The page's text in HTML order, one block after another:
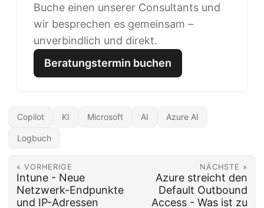
Buche einen unserer Consultants und
wir besprechen es gemeinsam –
unverbindlich und direkt.
Beratungstermin buchen
Copilot KI Microsoft AI Azure AI
Logbuch
« VORHERIGE
Intune - Neue
Netzwerk-Endpunkte
und IP-Adressen
NÄCHSTE »
Azure streicht den
Default Outbound
Access - Was ist zu